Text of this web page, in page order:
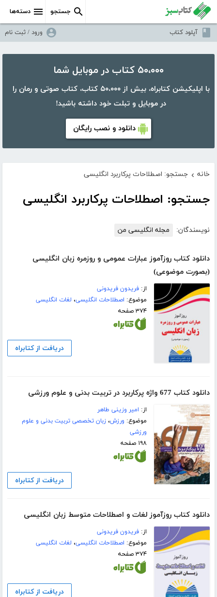
دسته‌ها جستجو
آپلود کتاب ورود / ثبت نام
۵۰،۰۰۰ کتاب در موبایل شما
با اپلیکیشن کتابراه، بیش از ۵۰،۰۰۰ کتاب، کتاب صوتی و رمان را
در موبایل و تبلت خود داشته باشید!
دانلود و نصب رایگان
خانه › جستجو: اصطلاحات پرکاربرد انگلیسی
جستجو: اصطلاحات پرکاربرد انگلیسی
نویسندگان: مجله انگلیسی من
دانلود کتاب روزآموز عبارات عمومی و روزمره زبان انگلیسی
(بصورت موضوعی)
از:فریدون فریدونی
موضوع: اصطلاحات انگلیسی، لغات انگلیسی
۳۷۴ صفحه
دریافت از کتابراه
دانلود کتاب 677 واژ‌ه پرکاربرد در تربیت بدنی و علوم ورزشی
از: امیر وزینی طاهر
موضوع: ورزش،زبان تخصصی تربیت بدنی و علوم
ورزشی
۱۹۸ صفحه
دریافت از کتابراه
دانلود کتاب روزآموز لغات و اصطلاحات متوسط زبان انگلیسی
از:فریدون فریدونی
موضوع: اصطلاحات انگلیسی، لغات انگلیسی
۳۷۴ صفحه
دریافت از کتابراه